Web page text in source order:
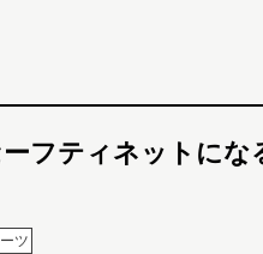
フティネットにな
ツ